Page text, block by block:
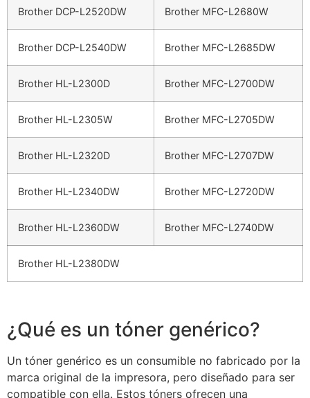
Brother DCP-L2520DW Brother MFC-L2680W
Brother DCP-L2540DW Brother MFC-L2685DW
Brother HL-L2300D Brother MFC-L2700DW
Brother HL-L2305W Brother MFC-L2705DW
Brother HL-L2320D Brother MFC-L2707DW
Brother HL-L2340DW Brother MFC-L2720DW
Brother HL-L2360DW Brother MFC-L2740DW
Brother HL-L2380DW
¿Qué es un tóner genérico?
Un tóner genérico es un consumible no fabricado por la
marca original de la impresora, pero diseñado para ser
compatible con ella. Estos tóners ofrecen una